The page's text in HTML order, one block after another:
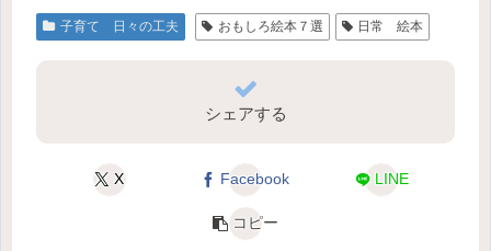
子育て 日々の工夫 おもしろ絵本７選 日常 絵本
シェアする
X Facebook LINE
コピー